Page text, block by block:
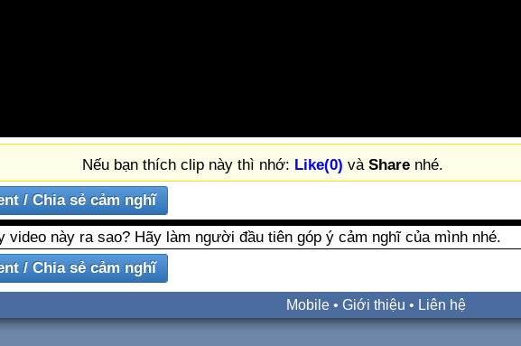
Nếu bạn thích clip này thì nhớ: Like(0) và Sharenhé.
video này ra sao? Hãy làm người đầu tiên góp ý cảm nghĩ của mình nhé.
Mobile• Giới thiệu • Liên hệ